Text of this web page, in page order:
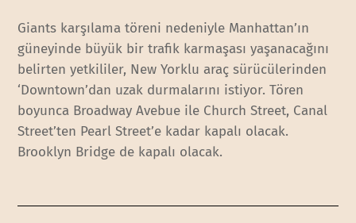
Giants karşılama töreni nedeniyle Manhattan’ın
güneyinde büyük bir trafik karmaşası yaşanacağını
belirten yetkililer, New Yorklu araç sürücülerinden
‘Downtown’dan uzak durmalarını istiyor. Tören
boyunca Broadway Avebue ile Church Street, Canal
Street’ten Pearl Street’e kadar kapalı olacak.
Brooklyn Bridge de kapalı olacak.